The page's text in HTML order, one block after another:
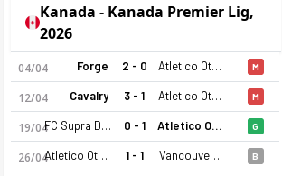
Kanada - Kanada Premier Lig,
2026
04/04 Forge 2 - 0 Atletico Ottawa M
12/04 Cavalry 3 - 1 Atletico Ottawa M
19/04 FC Supra Du Quebec 0 - 1 Atletico Ottawa G
26/04 Atletico Ottawa 1 - 1 Vancouver FC B